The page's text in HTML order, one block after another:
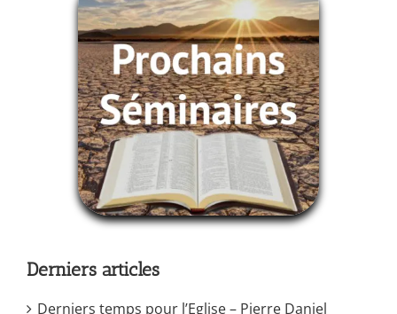
Derniers articles
Derniers temps pour l’Eglise – Pierre Daniel